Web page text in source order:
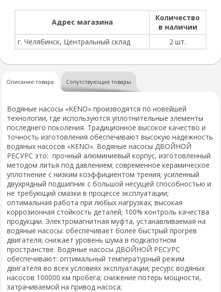
Адрес магазина
Количество
в наличии
г. Челябинск, Центральный склад
2 шт.
Описание товара Сопутствующие товары
Водяные насосы «KENO» производятся по новейшей
технологии, где используются уплотнительные элементы
последнего поколения. Традиционное высокое качество и
точность изготовления обеспечивают высокую надежность
водяных насосов «KENO». Водяные насосы ДВОЙНОЙ
РЕСУРС это: прочный алюминиевый корпус, изготовленный
методом литья под давлением; современное керамическое
уплотнение с низким коэффициентом трения; усиленный
двухрядный подшипник с большой несущей способностью и
не требующий смазки в процессе эксплуатации;
оптимальная работа при любых нагрузках; высокая
коррозионная стойкость деталей; 100% контроль качества
продукции. Электромагнитная муфта, устанавливаемая на
водяные насосы: обеспечивает более быстрый прогрев
двигателя; снижает уровень шума в подкапотном
пространстве. Водяные насосы ДВОЙНОЙ РЕСУРС
обеспечивают: оптимальный температурный режим
двигателя во всех условиях эксплуатации; ресурс водяных
насосов 100000 км пробега; снижение потерь мощности,
затрачиваемой на привод насоса;